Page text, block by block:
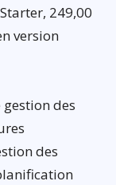
249,00
version
des
des